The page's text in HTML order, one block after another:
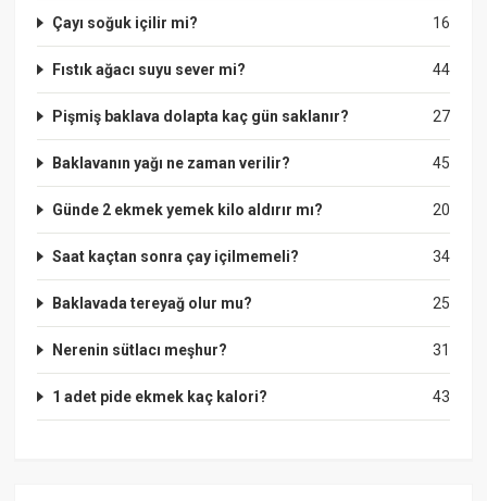
16
Çayı soğuk içilir mi?
44
Fıstık ağacı suyu sever mi?
27
Pişmiş baklava dolapta kaç gün saklanır?
45
Baklavanın yağı ne zaman verilir?
20
Günde 2 ekmek yemek kilo aldırır mı?
34
Saat kaçtan sonra çay içilmemeli?
25
Baklavada tereyağ olur mu?
31
Nerenin sütlacı meşhur?
43
1 adet pide ekmek kaç kalori?